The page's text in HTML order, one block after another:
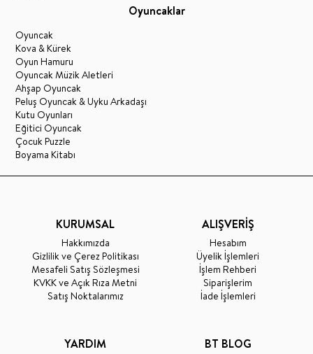
Oyuncaklar
Oyuncak
Kova & Kürek
Oyun Hamuru
Oyuncak Müzik Aletleri
Ahşap Oyuncak
Peluş Oyuncak & Uyku Arkadaşı
Kutu Oyunları
Eğitici Oyuncak
Çocuk Puzzle
Boyama Kitabı
KURUMSAL
Hakkımızda
Gizlilik ve Çerez Politikası
Mesafeli Satış Sözleşmesi
KVKK ve Açık Rıza Metni
Satış Noktalarımız
ALIŞVERİŞ
Hesabım
Üyelik İşlemleri
İşlem Rehberi
Siparişlerim
İade İşlemleri
YARDIM BT BLOG